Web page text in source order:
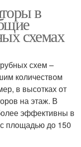
в
схемах
схем –
количеством
в высотках от
на этаж. В
эффективны в
площадью до 150